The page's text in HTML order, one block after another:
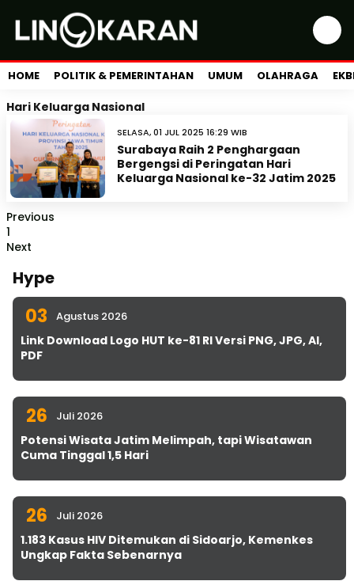
HOME POLITIK & PEMERINTAHAN UMUM OLAHRAGA
Hari Keluarga Nasional
SELASA, 01 JUL 2025 16:29 WIB
Surabaya Raih 2 Penghargaan
Bergengsi di Peringatan Hari
Keluarga Nasional ke-32 Jatim 2025
Previous
1
Next
Hype
03 Agustus 2026
Link Download Logo HUT ke-81 RI Versi PNG, JPG, AI,
PDF
26 Juli 2026
Potensi Wisata Jatim Melimpah, tapi Wisatawan
Cuma Tinggal 1,5 Hari
26 Juli 2026
1.183 Kasus HIV Ditemukan di Sidoarjo, Kemenkes
Ungkap Fakta Sebenarnya